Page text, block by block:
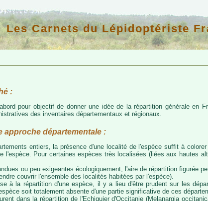
Les Carnets du Lépidoptériste
:
pour objectif de donner une idée de la répartition générale en
des inventaires départementaux et régionaux.
approche départementale :
entiers, la présence d'une localité de l'espèce suffit à
l'espèce. Pour certaines espèces très localisées (liées aux hautes
ou peu exigeantes écologiquement, l'aire de répartition figurée
couvrir l'ensemble des localités habitées par l'espèce).
à la répartition d'une espèce, il y a lieu d'être prudent sur les
soit totalement absente d'une partie significative de ces
dans la répartition de l'Echiquier d'Occitanie (Melanargia